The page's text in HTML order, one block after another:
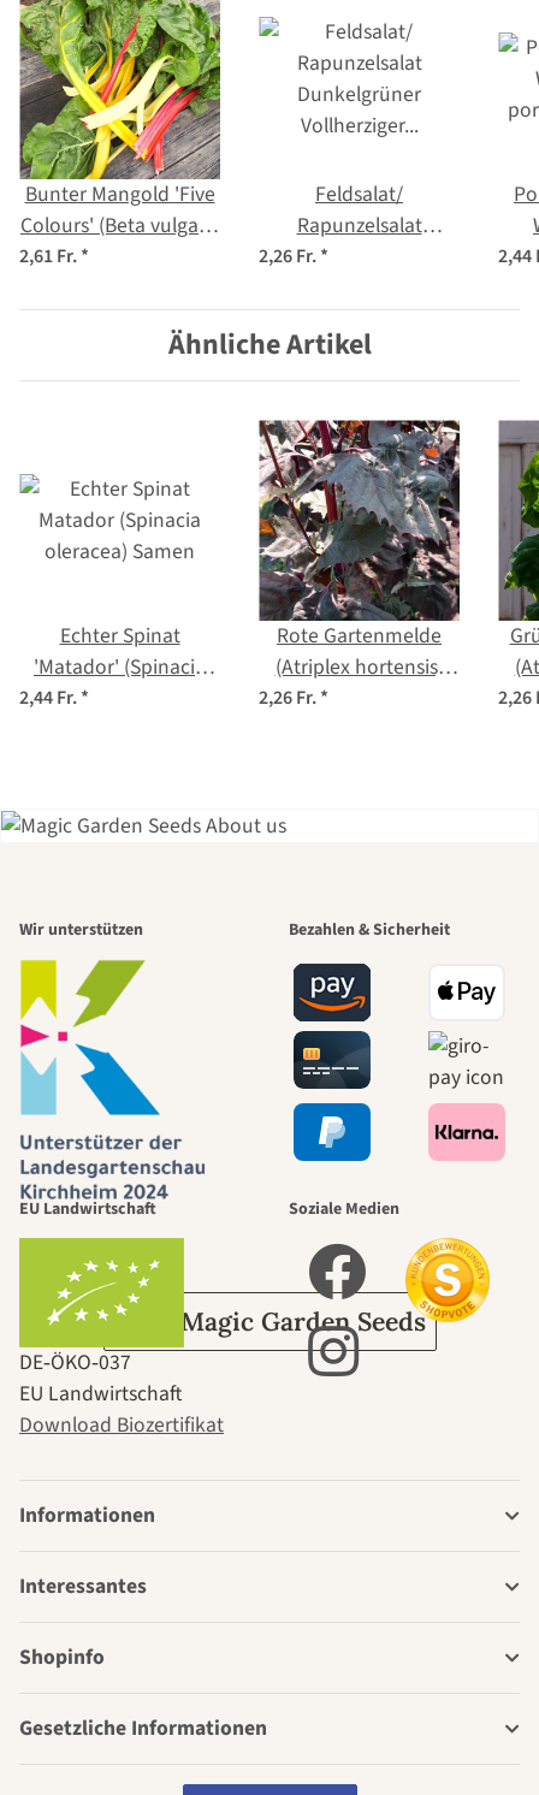
Bunter Mangold 'Five
Colours' (Beta vulgaris
ssp.vulgaris) Bio
2,61 Fr.*
Feldsalat/
Rapunzelsalat
'Dunkelgrüner
(Valerianella locusta)
Samen
2,26 Fr.* 2,44
Ähnliche Artikel
Echter Spinat
'Matador' (Spinacia
oleracea) Samen
2,44 Fr.*
Rote Gartenmelde
(Atriplex hortensis)
Bio Saatgut
2,26 Fr.* 2,26
schönsten
Wege zu uns
selbst führt
durch den
Garten
Über Magic Garden Seeds
Wir unterstützen Bezahlen & Sicherheit
EU Landwirtschaft
DE‑ÖKO‑037
EU Landwirtschaft
Download Biozertifikat
Soziale Medien
Informationen
Interessantes
Shopinfo
Gesetzliche Informationen